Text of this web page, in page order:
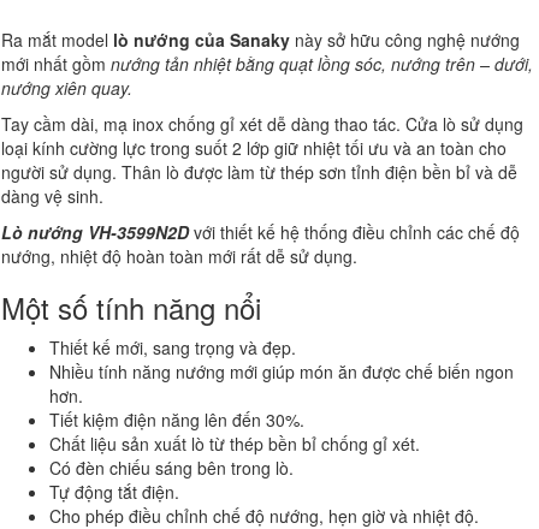
Ra mắt model lò nướng của Sanaky này sở hữu công nghệ nướng
mới nhất gồm nướng tản nhiệt bằng quạt lồng sóc, nướng trên – dưới,
nướng xiên quay.
Tay cầm dài, mạ inox chống gỉ xét dễ dàng thao tác. Cửa lò sử dụng
loại kính cường lực trong suốt 2 lớp giữ nhiệt tối ưu và an toàn cho
người sử dụng. Thân lò được làm từ thép sơn tỉnh điện bền bỉ và dễ
dàng vệ sinh.
Lò nướng VH-3599N2Dvới thiết kế hệ thống điều chỉnh các chế độ
nướng, nhiệt độ hoàn toàn mới rất dễ sử dụng.
Một số tính năng nổi
Thiết kế mới, sang trọng và đẹp.
Nhiều tính năng nướng mới giúp món ăn được chế biến ngon
hơn.
Tiết kiệm điện năng lên đến 30%.
Chất liệu sản xuất lò từ thép bền bỉ chống gỉ xét.
Có đèn chiếu sáng bên trong lò.
Tự động tắt điện.
Cho phép điều chỉnh chế độ nướng, hẹn giờ và nhiệt độ.